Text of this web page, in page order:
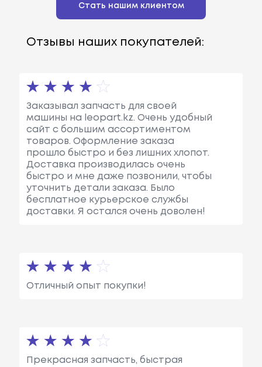
Стать нашим клиентом
Отзывы наших покупателей:
Заказывал запчасть для своей
машины на leopart.kz. Очень удобный
сайт с большим ассортиментом
товаров. Оформление заказа
прошло быстро и без лишних хлопот.
Доставка производилась очень
быстро и мне даже позвонили, чтобы
уточнить детали заказа. Было
бесплатное курьерское службы
доставки. Я остался очень доволен!
Отличный опыт покупки!
Прекрасная запчасть, быстрая